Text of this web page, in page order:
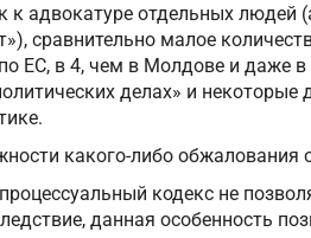
к адвокатуре отдельных людей
сравнительно малое
ЕС, в 4, чем в Молдове и даже
делах» и
какого-либо
кодекс не
данная особенность